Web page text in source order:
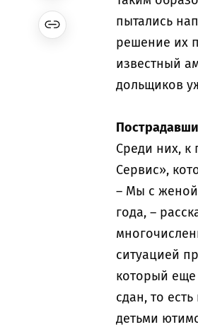
пытались
решение их
известный
дольщиков
Среди них, к
Сервис»,
– Мы с женой
года, –
ситуацией
который еще
сдан, то
детьми